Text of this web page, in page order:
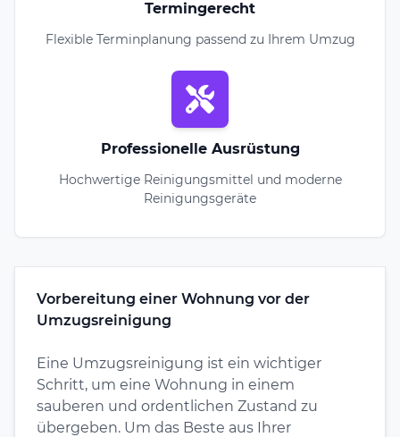
Termingerecht
Flexible Terminplanung passend zu Ihrem Umzug
Professionelle Ausrüstung
Hochwertige Reinigungsmittel und moderne
Reinigungsgeräte
Vorbereitung einer Wohnung vor der
Umzugsreinigung
Eine Umzugsreinigung ist ein wichtiger
Schritt, um eine Wohnung in einem
sauberen und ordentlichen Zustand zu
übergeben. Um das Beste aus Ihrer